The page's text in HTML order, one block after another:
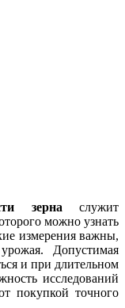
зерна служит
можно узнать
измерения важны,
Допустимая
и при длительном
исследований
покупкой точного